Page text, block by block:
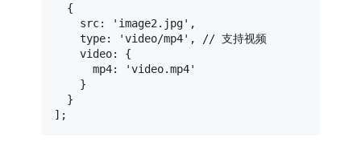
  {
src: 'image2.jpg' ,
type: 'video/mp4' ,
// 支持视频
video: {
mp4:
'video.mp4'
    }
  }